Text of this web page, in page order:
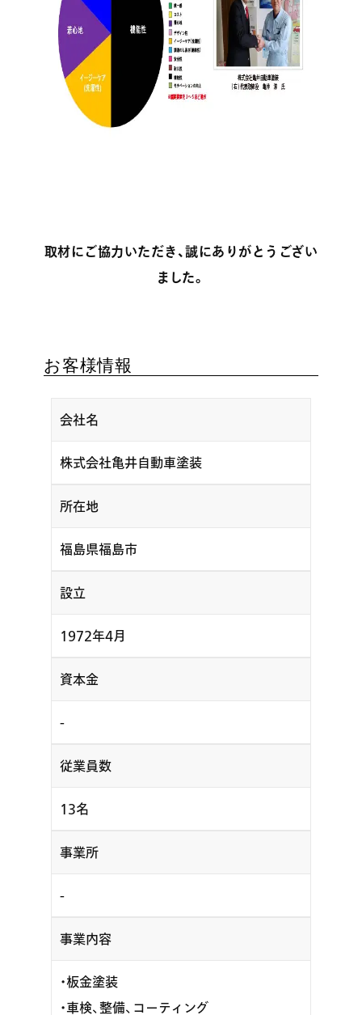
取材にご協力いただき、誠にありがとうござい
ました。
お客様情報
会社名
株式会社亀井自動車塗装
所在地
福島県福島市
設立
1972年4月
資本金
-
従業員数
13名
事業所
-
事業内容
・板金塗装
・車検、整備、コーティング